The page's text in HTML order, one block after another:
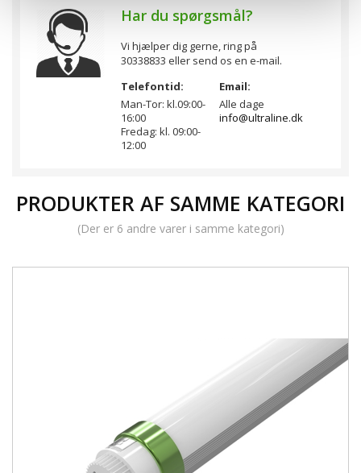
Har du spørgsmål?
Vi hjælper dig gerne, ring på
30338833 eller send os en e-mail.
Telefontid:
Man-Tor: kl.09:00-
16:00
Fredag: kl. 09:00-
12:00
Email:
Alle dage
info@ultraline.dk
PRODUKTER AF SAMME KATEGORI
(Der er 6 andre varer i samme kategori)